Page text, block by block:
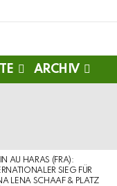
ARCHIV
AU HARAS (FRA):
SIEG FÜR
LENA SCHAAF & PLATZ